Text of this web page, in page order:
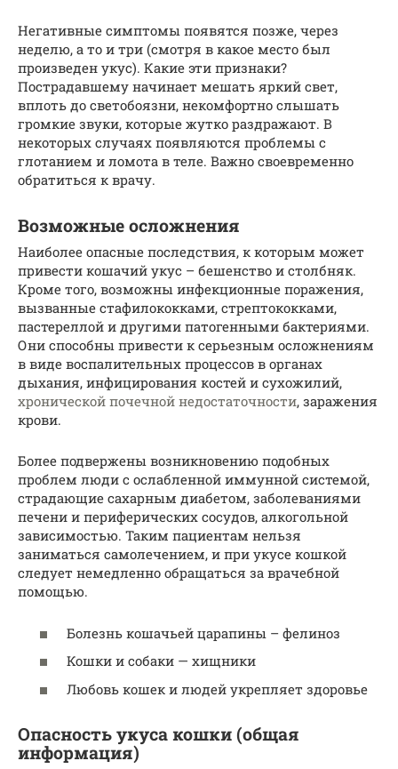
Негативные симптомы появятся позже, через
неделю, а то и три (смотря в какое место был
произведен укус). Какие эти признаки?
Пострадавшему начинает мешать яркий свет,
вплоть до светобоязни, некомфортно слышать
громкие звуки, которые жутко раздражают. В
некоторых случаях появляются проблемы с
глотанием и ломота в теле. Важно своевременно
обратиться к врачу.
Возможные осложнения
Наиболее опасные последствия, к которым может
привести кошачий укус – бешенство и столбняк.
Кроме того, возможны инфекционные поражения,
вызванные стафилококками, стрептококками,
пастереллой и другими патогенными бактериями.
Они способны привести к серьезным осложнениям
в виде воспалительных процессов в органах
дыхания, инфицирования костей и сухожилий,
хронической почечной недостаточности, заражения
крови.
Более подвержены возникновению подобных
проблем люди с ослабленной иммунной системой,
страдающие сахарным диабетом, заболеваниями
печени и периферических сосудов, алкогольной
зависимостью. Таким пациентам нельзя
заниматься самолечением, и при укусе кошкой
следует немедленно обращаться за врачебной
помощью.
Болезнь кошачьей царапины – фелиноз
Кошки и собаки — хищники
Любовь кошек и людей укрепляет здоровье
Опасность укуса кошки (общая
информация)